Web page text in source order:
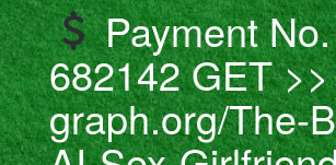
Payment No.
682142 GET >>
graph.org/The-